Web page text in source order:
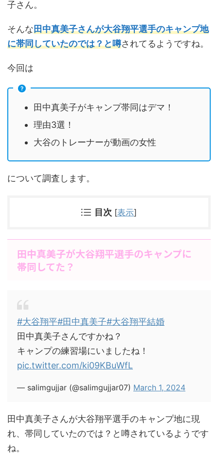
子さん。
そんな田中真美子さんが大谷翔平選手のキャンプ地
に帯同していたのでは？と噂されてるようですね。
今回は
田中真美子がキャンプ帯同はデマ！
理由3選！
大谷のトレーナーが動画の女性
について調査します。
目次 [表示]
田中真美子が大谷翔平選手のキャンプに
帯同してた？
#大谷翔平#田中真美子#大谷翔平結婚
田中真美子さんですかね？
キャンプの練習場にいましたね！
pic.twitter.com/ki09KBuWfL
— salimgujjar (@salimgujjar07) March 1, 2024
田中真美子さんが大谷翔平選手のキャンプ地に現
れ、帯同していたのでは？と噂されているようです
ね。